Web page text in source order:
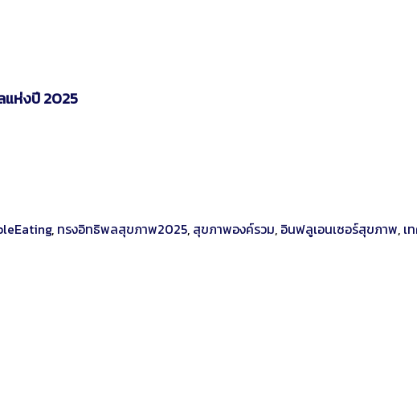
แห่งปี 2025
, ทรงอิทธิพลสุขภาพ2025, สุขภาพองค์รวม, อินฟลูเอนเซอร์สุขภาพ, เ